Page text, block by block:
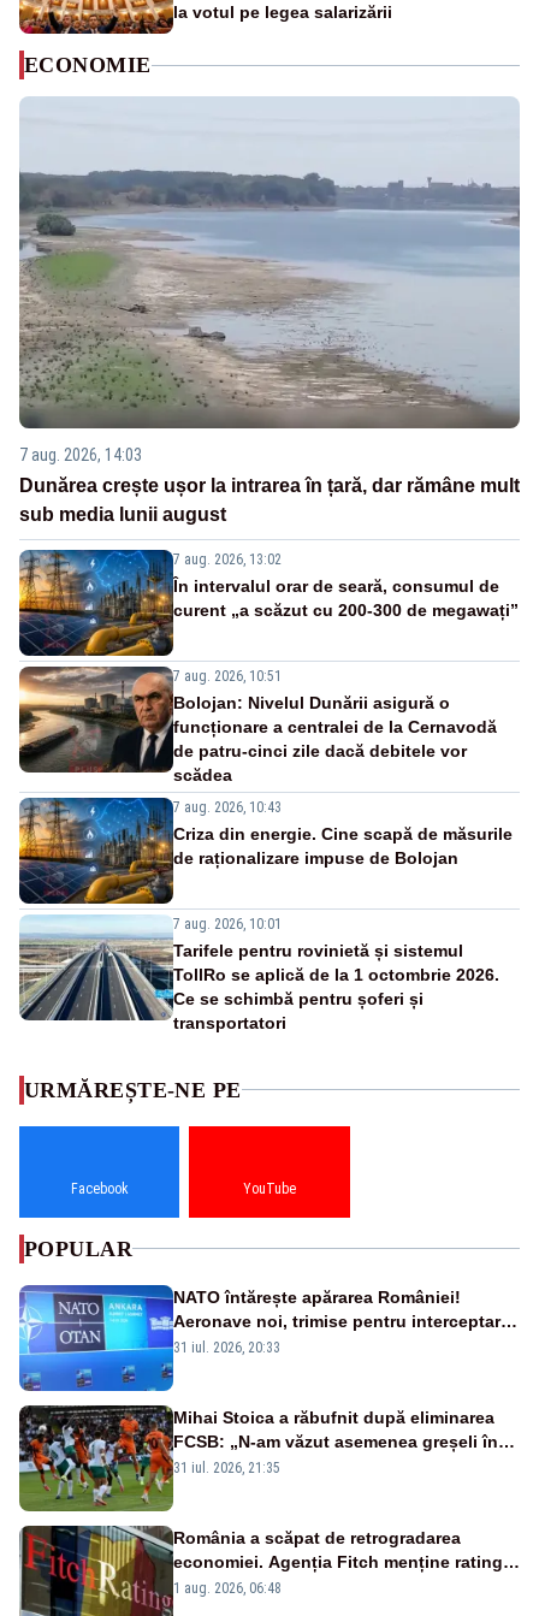
la votul pe legea salarizării
ECONOMIE
7 aug. 2026, 14:03
Dunărea crește ușor la intrarea în țară, dar rămâne mult
sub media lunii august
7 aug. 2026, 13:02
În intervalul orar de seară, consumul de
curent „a scăzut cu 200-300 de megawați”
7 aug. 2026, 10:51
Bolojan: Nivelul Dunării asigură o
funcționare a centralei de la Cernavodă
de patru-cinci zile dacă debitele vor
scădea
7 aug. 2026, 10:43
Criza din energie. Cine scapă de măsurile
de raționalizare impuse de Bolojan
7 aug. 2026, 10:01
Tarifele pentru rovinietă și sistemul
TollRo se aplică de la 1 octombrie 2026.
Ce se schimbă pentru șoferi și
transportatori
URMĂREȘTE-NE PE
Facebook YouTube
POPULAR
NATO întărește apărarea României!
Aeronave noi, trimise pentru interceptarea
și distrugerea dronelor
31 iul. 2026, 20:33
Mihai Stoica a răbufnit după eliminarea
FCSB: „N-am văzut asemenea greșeli în
190 de meciuri europene”
31 iul. 2026, 21:35
România a scăpat de retrogradarea
economiei. Agenția Fitch menține ratingul
„BBB-” cu perspectivă negativă
1 aug. 2026, 06:48